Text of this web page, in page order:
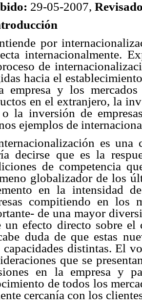
29-05-2007,
por
internacionalmente.
de
hacia el
empresa y los
en el extranjero, la
la inversión de
ejemplos de
es una
decirse que es la
de competencia
globalizador de los
en la intensidad
compitiendo en los
de una mayor
un efecto directo sobre el
duda de que estas
capacidades distintas. El
que se
en la empresa y
de todos los
cercanía con los